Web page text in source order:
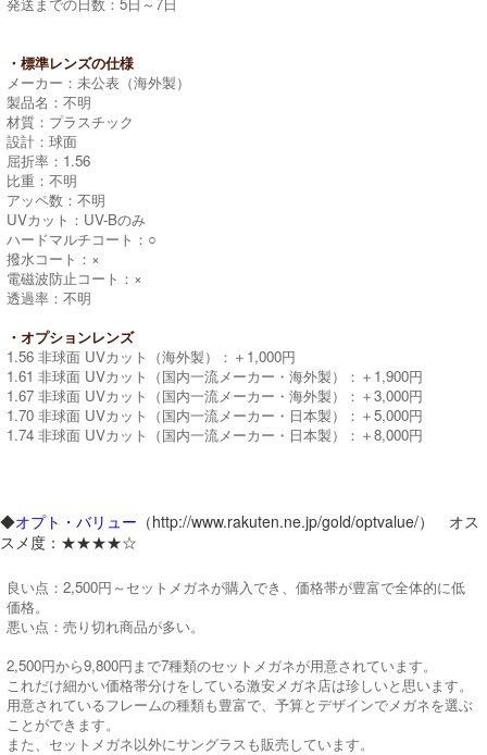
・標準レンズの仕様
メーカー：未公表（海外製）
製品名：不明
材質：プラスチック
設計：球面
屈折率：1.56
比重：不明
アッペ数：不明
UVカット：UV-Bのみ
ハードマルチコート：○
撥水コート：×
電磁波防止コート：×
透過率：不明
・オプションレンズ
1.56 非球面 UVカット（海外製）：＋1,000円
1.61 非球面 UVカット（国内一流メーカー・海外製）：＋1,900円
1.67 非球面 UVカット（国内一流メーカー・海外製）：＋3,000円
1.70 非球面 UVカット（国内一流メーカー・日本製）：＋5,000円
1.74 非球面 UVカット（国内一流メーカー・日本製）：＋8,000円
◆オプト・バリュー （http://www.rakuten.ne.jp/gold/optvalue/） オス
スメ度：★★★★☆
良い点：2,500円～セットメガネが購入でき、価格帯が豊富で全体的に低
価格。
悪い点：売り切れ商品が多い。
2,500円から9,800円まで7種類のセットメガネが用意されています。
これだけ細かい価格帯分けをしている激安メガネ店は珍しいと思います。
用意されているフレームの種類も豊富で、予算とデザインでメガネを選ぶ
ことができます。
また、セットメガネ以外にサングラスも販売しています。